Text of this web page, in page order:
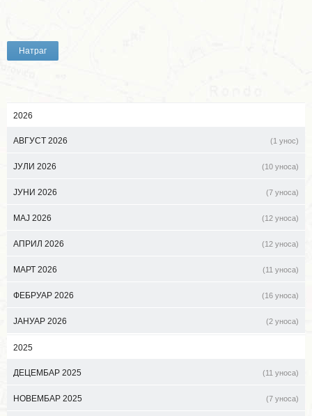
Натраг
2026
АВГУСТ 2026 (1 унос)
ЈУЛИ 2026 (10 уноса)
ЈУНИ 2026 (7 уноса)
МАЈ 2026 (12 уноса)
АПРИЛ 2026 (12 уноса)
МАРТ 2026 (11 уноса)
ФЕБРУАР 2026 (16 уноса)
ЈАНУАР 2026 (2 уноса)
2025
ДЕЦЕМБАР 2025 (11 уноса)
НОВЕМБАР 2025 (7 уноса)